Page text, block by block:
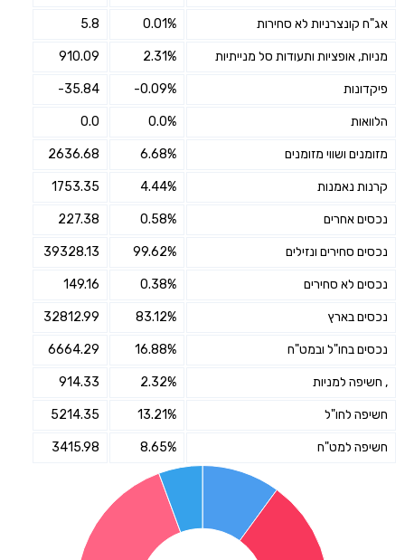
אג"ח קונצרניות לא סחירות 0.01%
5.8
מניות, אופציות ותעודות סל מנייתיות 2.31%
910.09
פיקדונות -0.09%
-35.84
הלוואות 0.0%
0.0
מזומנים ושווי מזומנים 6.68%
2636.68
קרנות נאמנות 4.44%
1753.35
נכסים אחרים 0.58%
227.38
נכסים סחירים ונזילים 99.62%
39328.13
נכסים לא סחירים 0.38%
149.16
נכסים בארץ 83.12%
32812.99
נכסים בחו"ל ובמט"ח 16.88%
6664.29
, חשיפה למניות 2.32%
914.33
חשיפה לחו"ל 13.21%
5214.35
חשיפה למט"ח 8.65%
3415.98